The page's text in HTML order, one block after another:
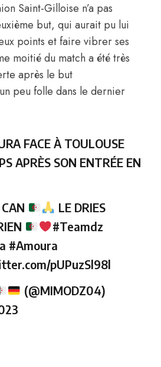
Saint-Gilloise n’a pas
but, qui aurait pu lui
points et faire vibrer ses
moitié du match a été très
après le but
peu folle dans le dernier
FACE À TOULOUSE
APRÈS SON ENTRÉE EN
LE DRIES
#Teamdz
#Amoura
pUPuzSl98l
(@MIMODZ04)